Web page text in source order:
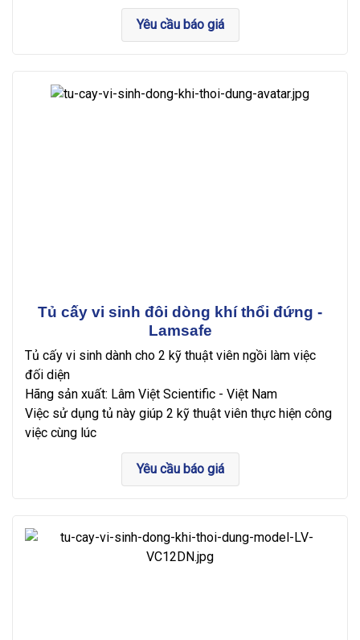
Yêu cầu báo giá
Tủ cấy vi sinh đôi dòng khí thổi đứng -
Lamsafe
Tủ cấy vi sinh dành cho 2 kỹ thuật viên ngồi làm việc
đối diện
Hãng sản xuất: Lâm Việt Scientific - Việt Nam
Việc sử dụng tủ này giúp 2 kỹ thuật viên thực hiện công
việc cùng lúc
Yêu cầu báo giá